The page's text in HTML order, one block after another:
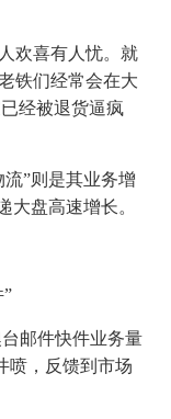
欢喜有人忧。就
铁们经常会在大
经被退货逼疯
”则是其业务增
大盘高速增长。
邮件快件业务量
喷，反馈到市场